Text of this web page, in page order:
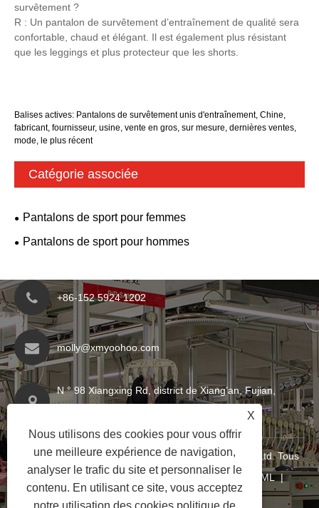
survêtement ?
R : Un pantalon de survêtement d’entraînement de qualité sera
confortable, chaud et élégant. Il est également plus résistant
que les leggings et plus protecteur que les shorts.
Balises actives: Pantalons de survêtement unis d'entraînement, Chine,
fabricant, fournisseur, usine, vente en gros, sur mesure, dernières ventes,
mode, le plus récent
Catégorie associée
Pantalons de sport pour femmes
Pantalons de sport pour hommes
+86-152 5924 1202
molly@xmyoohoo.com
N ° 98 Xiangxing Rd, district de Xiang’an, Fujian,
Copyright © 2024 Xiamen Evariricky Trading Co., Ltd. Tous
droits réservésLinks |Sitemap|RSS| XML|
politique de confidentialité
|
X
Nous utilisons des cookies pour vous offrir
une meilleure expérience de navigation,
analyser le trafic du site et personnaliser le
contenu. En utilisant ce site, vous acceptez
notre utilisation des cookies. politique de